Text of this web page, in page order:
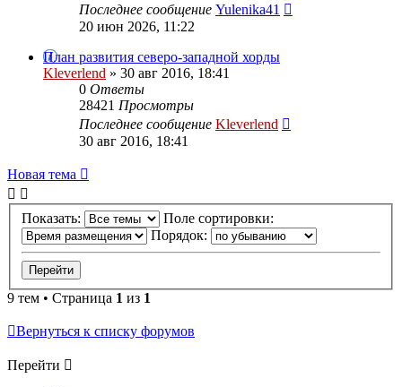
Последнее сообщение Yulenika41
20 июн 2026, 11:22
План развития северо-западной хорды
Kleverlend » 30 авг 2016, 18:41
0 Ответы
28421 Просмотры
Последнее сообщение Kleverlend
30 авг 2016, 18:41
Новая тема
Показать:
Поле сортировки:
Порядок:
9 тем • Страница 1 из 1
Вернуться к списку форумов
Перейти